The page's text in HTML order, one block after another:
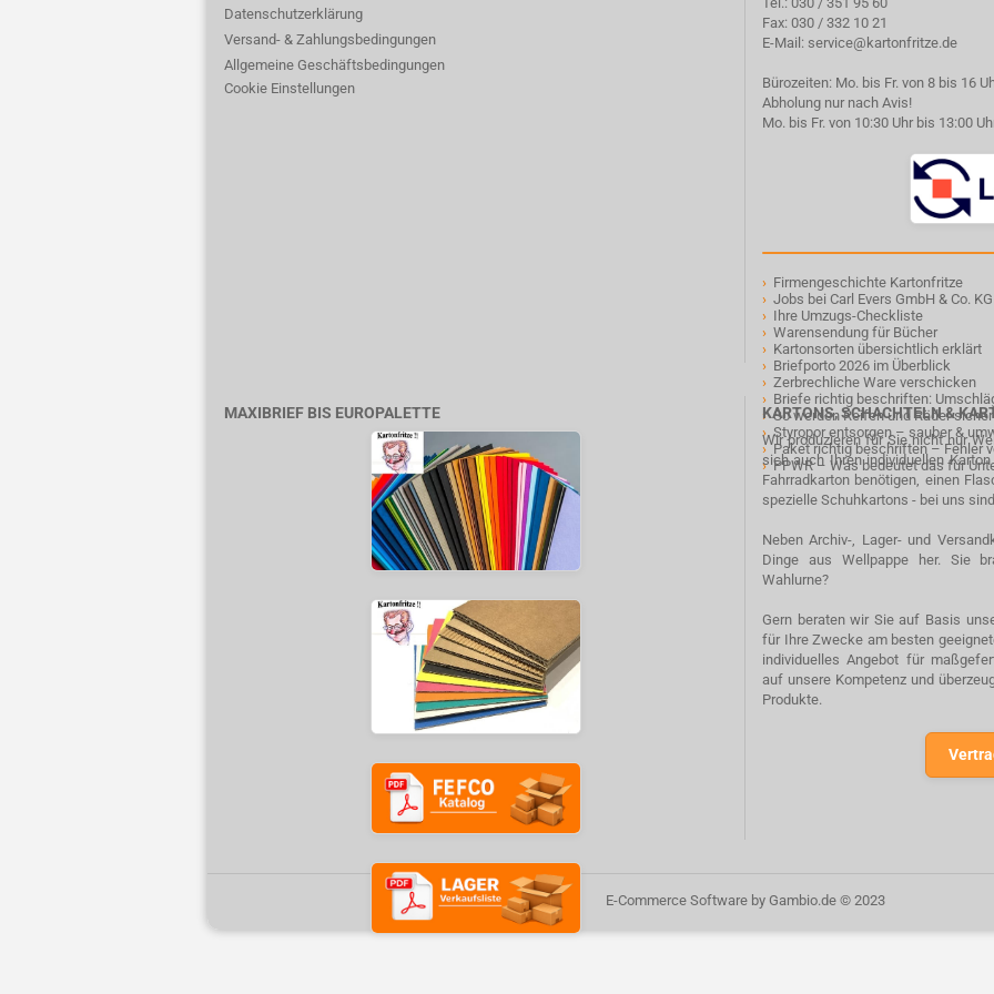
Datenschutzerklärung
Versand- & Zahlungsbedingungen
Allgemeine Geschäftsbedingungen
Cookie Einstellungen
Fax: 030 / 332 10 21
E-Mail: service@kartonfritze.de
Bürozeiten: Mo. bis Fr. von 8 bis 16
Abholung nur nach Avis!
Mo. bis Fr. von 10:30 Uhr bis 13:00
› Firmengeschichte Kartonfritze
› Jobs bei Carl Evers GmbH & Co. KG
› Ihre Umzugs-Checkliste
› Warensendung für Bücher
› Kartonsorten übersichtlich erklärt
› Briefporto 2026 im Überblick
› Zerbrechliche Ware verschicken
› Briefe richtig beschriften:
› So werden Reifen und Räder
› Styropor entsorgen – sauber &
› Paket richtig beschriften – Fehler
› PPWR – Was bedeutet das für
MAXIBRIEF BIS EUROPALETTE KARTONS, SCHACHTELN &
Wir produzieren für Sie nicht nur
sich auch Ihren individuellen
Fahrradkarton benötigen, einen
spezielle Schuhkartons - bei uns
Neben Archiv-, Lager- und
Dinge aus Wellpappe her. Sie
Wahlurne?
Gern beraten wir Sie auf Basis
für Ihre Zwecke am besten
individuelles Angebot für
auf unsere Kompetenz und
Produkte.
E-Commerce Software by Gambio.de © 2023